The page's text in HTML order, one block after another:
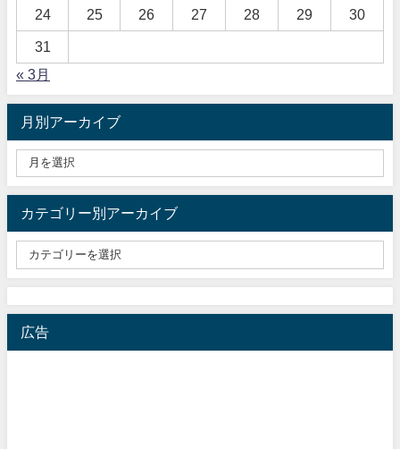
24 25 26 27 28 29 30
31
« 3月
月別アーカイブ
カテゴリー別アーカイブ
広告